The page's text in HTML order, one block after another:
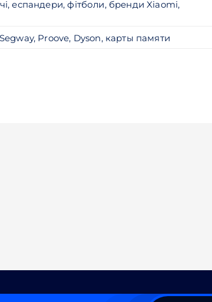
еспандери, фітболи, бренди Xiaomi,
Proove, Dyson, карты памяти